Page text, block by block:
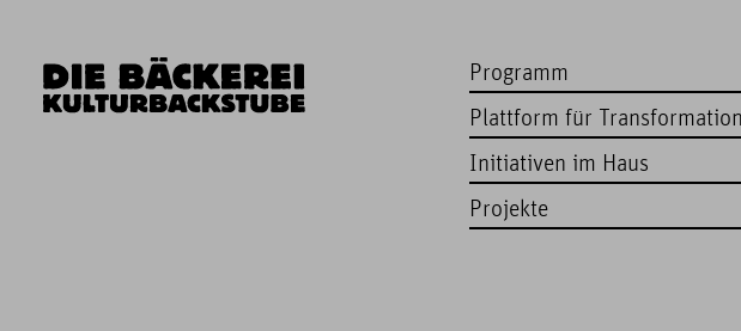
Programm
Plattform für
Initiativen im Haus
Projekte